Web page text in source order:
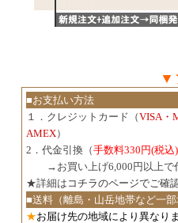
▼
■お支払い方法
１．クレジットカード（VISA・
AMEX）
2．代金引換（手数料330円(税込)
→お買い上げ6,000円以上で
★詳細は コチラのページでご確
■送料（離島・山岳地帯など一
★お届け先の地域により異なり